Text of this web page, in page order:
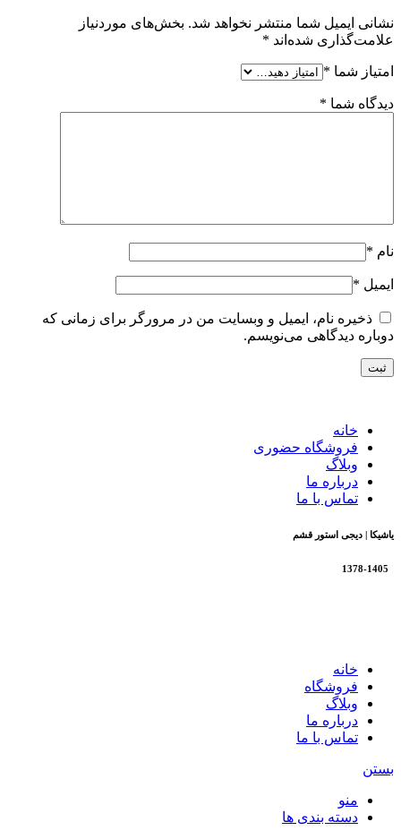
نشانی ایمیل شما منتشر نخواهد شد. بخش‌های موردنیاز
علامت‌گذاری شده‌اند *
امتیاز شما *
دیدگاه شما *
نام *
ایمیل *
ذخیره نام، ایمیل و وبسایت من در مرورگر برای زمانی که
دوباره دیدگاهی می‌نویسم.
خانه
فروشگاه حضوری
وبلاگ
درباره ما
تماس با ما
یاشیکا | دیجی استور قشم
خانه
فروشگاه
وبلاگ
درباره ما
تماس با ما
بستن
منو
دسته بندی ها